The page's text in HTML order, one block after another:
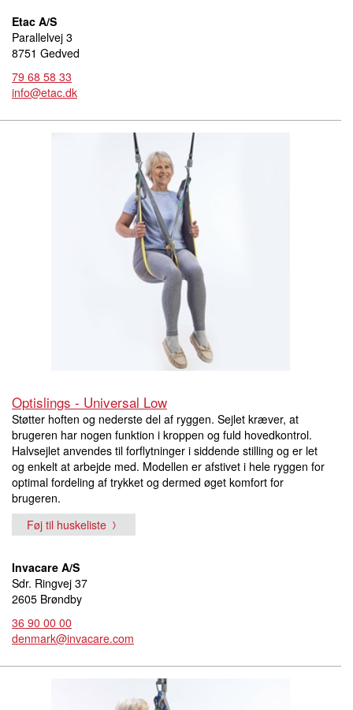
Etac A/S
Parallelvej 3
8751 Gedved
79 68 58 33
info@etac.dk
Optislings - Universal Low
Støtter hoften og nederste del af ryggen. Sejlet kræver, at
brugeren har nogen funktion i kroppen og fuld hovedkontrol.
Halvsejlet anvendes til forflytninger i siddende stilling og er let
og enkelt at arbejde med. Modellen er afstivet i hele ryggen for
optimal fordeling af trykket og dermed øget komfort for
brugeren.
Føj til huskeliste
Invacare A/S
Sdr. Ringvej 37
2605 Brøndby
36 90 00 00
denmark@invacare.com